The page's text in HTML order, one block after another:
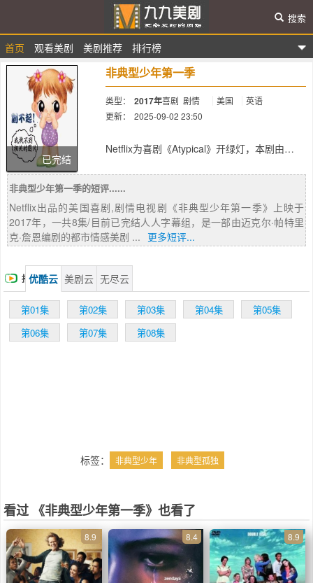
九九美剧
首页 观看美剧 美剧推荐 排行榜
搜索
已完结
非典型少年第一季
类型： 2017年喜剧 剧情 美国
英语
更新：
2025-09-02 23:50
Netflix为喜剧《Atypical》开绿灯，本剧由
Jennifer Jason Leigh、Keir Gilchrist和
Michael Rapaport加盟出演，将于今年晚些时
候在洛杉矶开始制作。 本剧由R ashid创作编
剧18岁的自闭症患者Sam（Gilchrist 饰）找寻
爱和独立的故事。他有趣但痛苦的自我发现之
旅让他的家庭重新思考人生：什么才叫正常？
旅途中；Rapaport饰演他的父亲Doug。
Brigette Lundy-Paine饰演Sam的妹妹Casey，
Amy Okuda饰演Sam的治疗师Julia。 Gordon
将执导本剧的第一集，也将和 Rashid及Mary
Rohlich一起担任执行制片人。
非典型少年第一季的短评......
Netflix出品的美国喜剧,剧情电视剧《非典型少年第一季》上映于
2017年，一共8集/目前已完结人人字幕组，是一部由迈克尔·帕特里
克·詹恩编剧的都市情感美剧 ... 更多短评...
播优酷云 美剧云 无尽云
第01集 第02集 第03集 第04集
第05集
第06集
第07集 第08集
标签： 非典型少年 非典型孤独
看过 《非典型少年第一季》也看了
8.9 8.4 8.9